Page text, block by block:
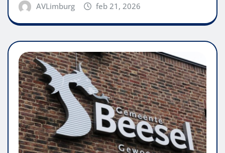
AVLimburg feb 21, 2026